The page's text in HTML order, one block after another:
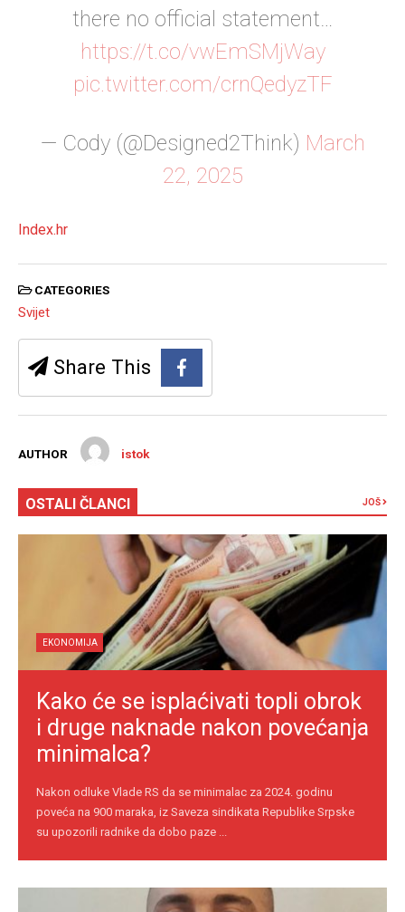
there no official statement…
https://t.co/vwEmSMjWay
pic.twitter.com/crnQedyzTF
— Cody (@Designed2Think) March
22, 2025
Index.hr
CATEGORIES
Svijet
Share This
AUTHOR istok
OSTALI ČLANCI JOŠ
EKONOMIJA
Kako će se isplaćivati topli obrok
i druge naknade nakon povećanja
minimalca?
Nakon odluke Vlade RS da se minimalac za 2024. godinu
poveća na 900 maraka, iz Saveza sindikata Republike Srpske
su upozorili radnike da dobo paze ...